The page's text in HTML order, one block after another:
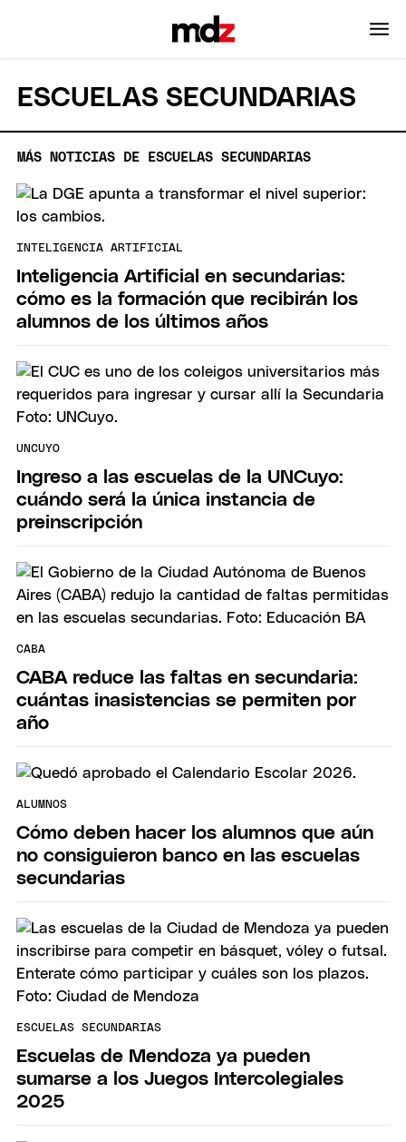
ESCUELAS SECUNDARIAS
MÁS NOTICIAS DE ESCUELAS SECUNDARIAS
INTELIGENCIA ARTIFICIAL
Inteligencia Artificial en secundarias:
cómo es la formación que recibirán los
alumnos de los últimos años
UNCUYO
Ingreso a las escuelas de la UNCuyo:
cuándo será la única instancia de
preinscripción
CABA
CABA reduce las faltas en secundaria:
cuántas inasistencias se permiten por
año
ALUMNOS
Cómo deben hacer los alumnos que aún
no consiguieron banco en las escuelas
secundarias
ESCUELAS SECUNDARIAS
Escuelas de Mendoza ya pueden
sumarse a los Juegos Intercolegiales
2025